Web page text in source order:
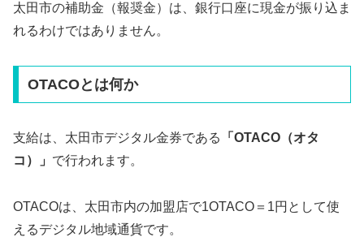
太田市の補助金（報奨金）は、銀行口座に現金が振り込ま
れるわけではありません。
OTACOとは何か
支給は、太田市デジタル金券である
「OTACO（オタ
コ）」 で行われます。
OTACOは、太田市内の加盟店で1OTACO＝1円として使
えるデジタル地域通貨です。